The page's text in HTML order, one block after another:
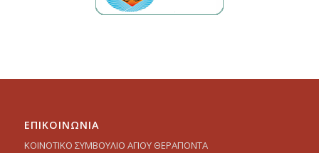
ΕΠΙΚΟΙΝΩΝΙΑ
ΚΟΙΝΟΤΙΚΟ ΣΥΜΒΟΥΛΙΟ ΑΓΙΟΥ ΘΕΡΑΠΟΝΤΑ